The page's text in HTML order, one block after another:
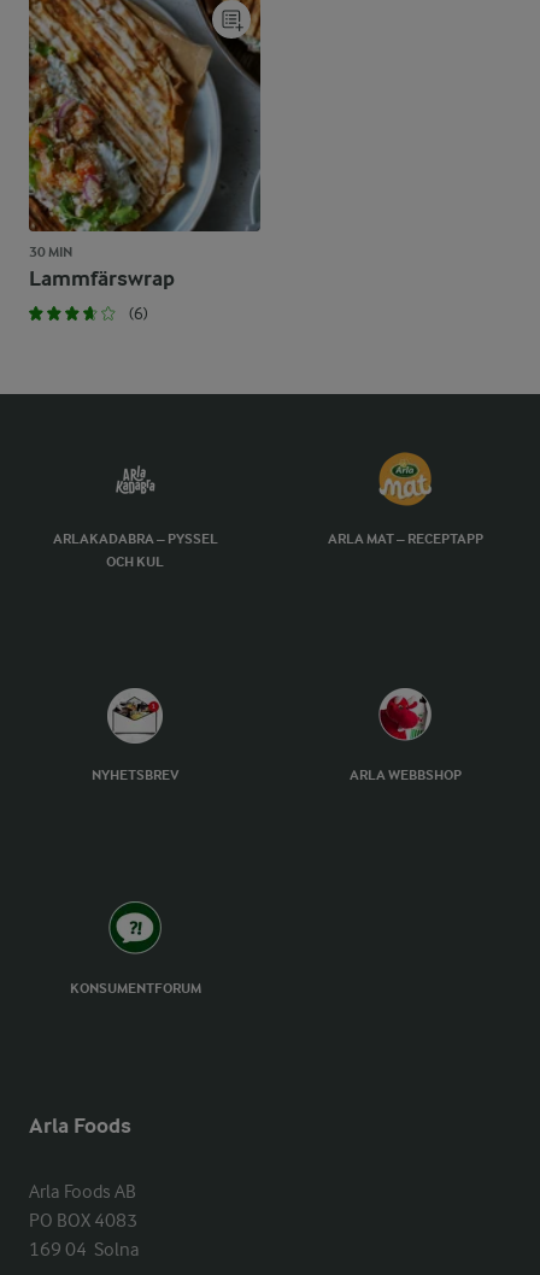
30 MIN
Lammfärswrap
(6)
ARLAKADABRA – PYSSEL
OCH KUL
ARLA MAT – RECEPTAPP
NYHETSBREV ARLA WEBBSHOP
KONSUMENTFORUM
Arla Foods
Arla Foods AB
PO BOX 4083
169 04  Solna